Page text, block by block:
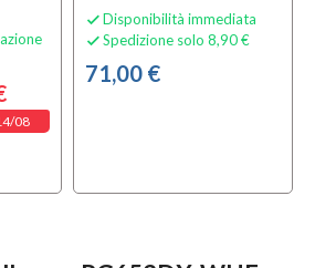
08
 Disponibilità immediata
 Spedizione solo 8,90 €
71,00 €